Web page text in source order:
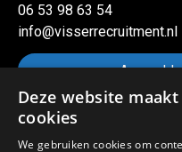
06 53 98 63 54
info@visserrecruitment.nl
Deze website
cookies
We gebruiken cookies om